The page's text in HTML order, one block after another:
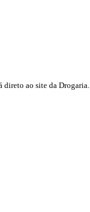
ao site da Drogaria.